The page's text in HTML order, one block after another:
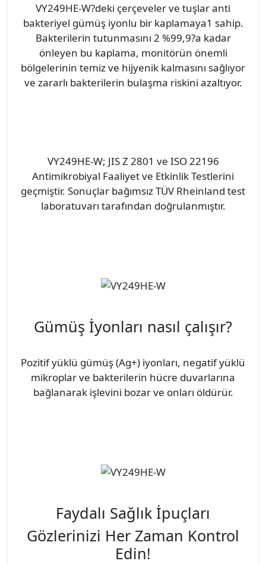
VY249HE-W?deki çerçeveler ve tuşlar anti
bakteriyel gümüş iyonlu bir kaplamaya1 sahip.
Bakterilerin tutunmasını 2 %99,9?a kadar
önleyen bu kaplama, monitörün önemli
bölgelerinin temiz ve hijyenik kalmasını sağlıyor
ve zararlı bakterilerin bulaşma riskini azaltıyor.
VY249HE-W; JIS Z 2801 ve ISO 22196
Antimikrobiyal Faaliyet ve Etkinlik Testlerini
geçmiştir. Sonuçlar bağımsız TÜV Rheinland test
laboratuvarı tarafından doğrulanmıştır.
Gümüş İyonları nasıl çalışır?
Pozitif yüklü gümüş (Ag+) iyonları, negatif yüklü
mikroplar ve bakterilerin hücre duvarlarına
bağlanarak işlevini bozar ve onları öldürür.
Faydalı Sağlık İpuçları
Gözlerinizi Her Zaman Kontrol
Edin!